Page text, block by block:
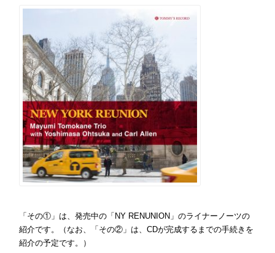
「その①」は、発売中の「NY RENUNION」のライナーノーツの
紹介です。（なお、「その②」は、CDが完成するまでの手続きを
紹介の予定です。）